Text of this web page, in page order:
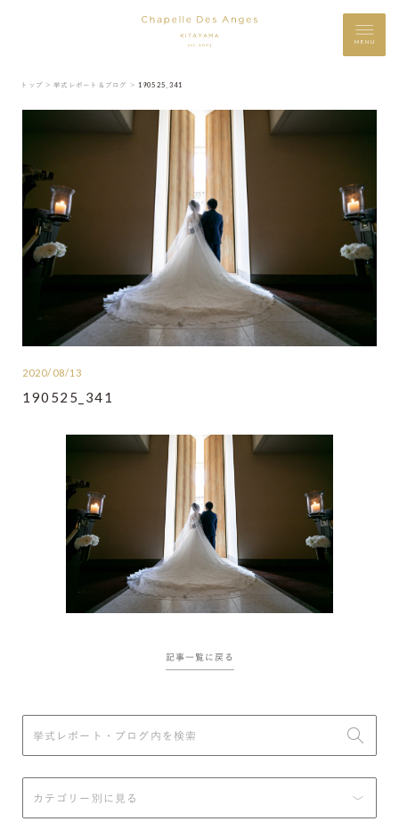
MENU
トップ ＞ 挙式レポート＆ブログ ＞ 190525_341
2020/08/13
190525_341
記事一覧に戻る